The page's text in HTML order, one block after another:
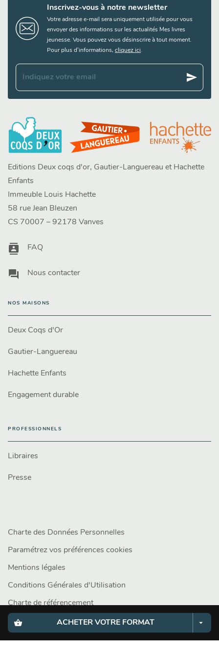
shopping_basket ACHETER VOTRE FORMAT arrow_drop_down
Inscrivez-vous à notre newsletter
Votre adresse e-mail sera uniquement utilisée pour vous
envoyer des informations sur les actualités Mes livres
jeunesse. Vous pouvez vous désinscrire à tout moment.
Pour plus d’informations, cliquez ici.
Indiquez votre email send
Editions Deux coqs d'or, Gautier-Languereau et Hachette
Enfants
Immeuble Louis Hachette
58 rue Jean Bleuzen
CS 70007 – 92178 Vanves
contacts FAQ
question_answer Nous contacter
NOS MAISONS
Deux Coqs d'Or
Gautier-Languereau
Hachette Enfants
Engagement durable
PROFESSIONNELS
Libraires
Presse
Charte des Données Personnelles
Paramétrez vos préférences cookies
Mentions légales
Conditions Générales d'Utilisation
Charte de référencement